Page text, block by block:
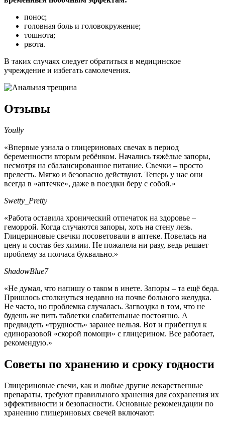
понос;
головная боль и головокружение;
тошнота;
рвота.
В таких случаях следует обратиться в медицинское
учреждение и избегать самолечения.
Отзывы
Yoully
«Впервые узнала о глицериновых свечах в период
беременности вторым ребёнком. Начались тяжёлые запоры,
несмотря на сбалансированное питание. Свечки – просто
прелесть. Мягко и безопасно действуют. Теперь у нас они
всегда в «аптечке», даже в поездки беру с собой.»
Swetty_Pretty
«Работа оставила хронический отпечаток на здоровье –
геморрой. Когда случаются запоры, хоть на стену лезь.
Глицериновые свечки посоветовали в аптеке. Повелась на
цену и состав без химии. Не пожалела ни разу, ведь решает
проблему за полчаса буквально.»
ShadowBlue7
«Не думал, что напишу о таком в инете. Запоры – та ещё беда.
Пришлось столкнуться недавно на почве больного желудка.
Не часто, но проблемка случалась. Загвоздка в том, что не
будешь же пить таблетки слабительные постоянно. А
предвидеть «трудность» заранее нельзя. Вот и прибегнул к
единоразовой «скорой помощи» с глицерином. Все работает,
рекомендую.»
Советы по хранению и сроку годности
Глицериновые свечи, как и любые другие лекарственные
препараты, требуют правильного хранения для сохранения их
эффективности и безопасности. Основные рекомендации по
хранению глицериновых свечей включают: